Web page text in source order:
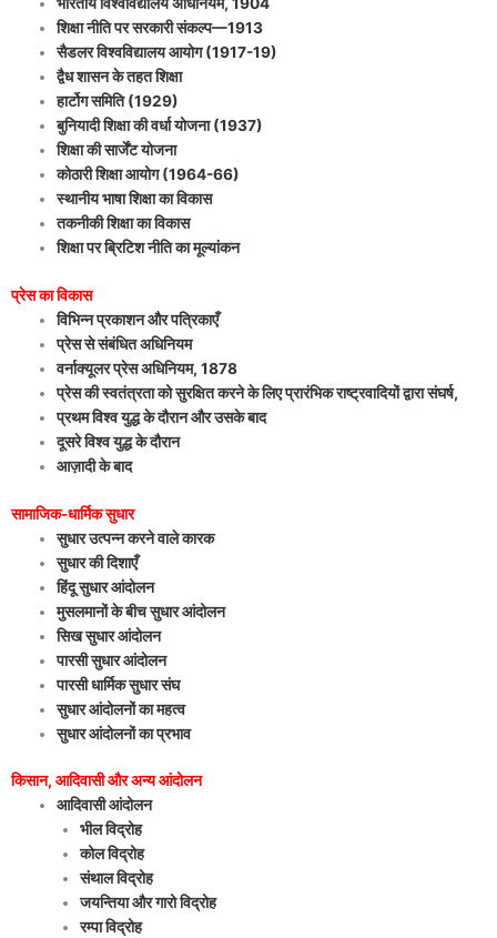
भारतीय विश्वविद्यालय अधिनियम, 1904
शिक्षा नीति पर सरकारी संकल्प—1913
सैडलर विश्वविद्यालय आयोग (1917-19)
द्वैध शासन के तहत शिक्षा
हार्टोग समिति (1929)
बुनियादी शिक्षा की वर्धा योजना (1937)
शिक्षा की सार्जेंट योजना
कोठारी शिक्षा आयोग (1964-66)
स्थानीय भाषा शिक्षा का विकास
तकनीकी शिक्षा का विकास
शिक्षा पर ब्रिटिश नीति का मूल्यांकन
प्रेस का विकास
विभिन्न प्रकाशन और पत्रिकाएँ
प्रेस से संबंधित अधिनियम
वर्नाक्यूलर प्रेस अधिनियम, 1878
प्रेस की स्वतंत्रता को सुरक्षित करने के लिए प्रारंभिक राष्ट्रवादियों द्वारा संघर्ष,
प्रथम विश्व युद्ध के दौरान और उसके बाद
दूसरे विश्व युद्ध के दौरान
आज़ादी के बाद
सामाजिक-धार्मिक सुधार
सुधार उत्पन्न करने वाले कारक
सुधार की दिशाएँ
हिंदू सुधार आंदोलन
मुसलमानों के बीच सुधार आंदोलन
सिख सुधार आंदोलन
पारसी सुधार आंदोलन
पारसी धार्मिक सुधार संघ
सुधार आंदोलनों का महत्व
सुधार आंदोलनों का प्रभाव
किसान, आदिवासी और अन्य आंदोलन
आदिवासी आंदोलन
भील विद्रोह
कोल विद्रोह
संथाल विद्रोह
जयन्तिया और गारो विद्रोह
रम्पा विद्रोह